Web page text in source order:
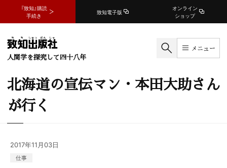
『致知』購読
手続き
致知電子版
オンライン
ショップ
人間学を探究して四十八年
メニュー
北海道の宣伝マン・本田大助さん
が行く
2017年11月03日
仕事